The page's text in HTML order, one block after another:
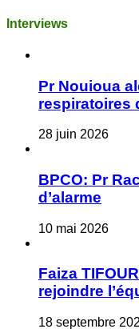
Interviews
Pr Nouioua
respiratoires
28 juin 2026
BPCO: Pr
d’alarme
10 mai 2026
Faiza
rejoindre
18 septembre